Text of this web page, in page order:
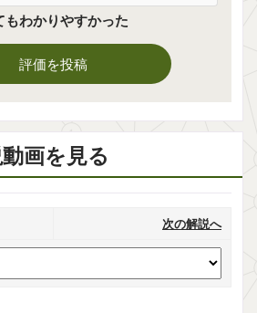
もわかりやすかった
評価を投稿
画を見る
次の解説へ